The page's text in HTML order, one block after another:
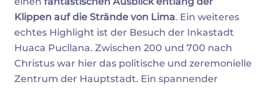
Klippen auf die Strände von Lima. Ein weiteres
echtes Highlight ist der Besuch der Inkastadt
Huaca Pucllana. Zwischen 200 und 700 nach
Christus war hier das politische und zeremonielle
Zentrum der Hauptstadt. Ein spannender